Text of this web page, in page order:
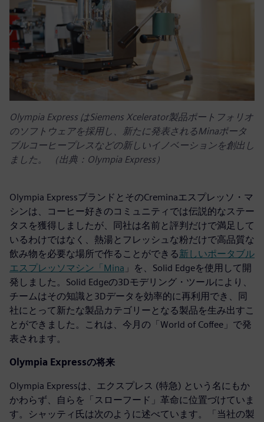
Olympia Express はSiemens Xcelerator製品ポートフォリオ
のソフトウェアを採用し、新たに発表されるMinaポータ
ブルコーヒープレスなどの新しいイノベーションを創出し
ました。 （出典：Olympia Express）
Olympia ExpressブランドとそのCreminaエスプレッソ・マ
シンは、コーヒー好きのコミュニティでは伝説的なステー
タスを獲得しましたが、同社は名前と評判だけで満足して
いるわけではなく、熱湯とフレッシュな粉だけで高品質な
飲み物を必要な場所で作ることができる新しいポータブル
エスプレッソマシン「Mina 」を、Solid Edgeを使用して開
発しました。Solid Edgeの3Dモデリング・ツールにより、
チームはその知識と3Dデータを効率的に再利用でき、同
社にとって新たな製品カテゴリーとなる製品を生み出すこ
とができました。これは、今月の「World of Coffee」で発
表されます。
Olympia Expressの将来
Olympia Expressは、エクスプレス (特急) という名にもか
かわらず、自らを「スローフード」革命に位置づけていま
す。シャッティ氏は次のように述べています。「当社の製